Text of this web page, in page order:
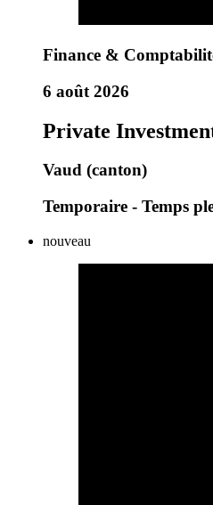
Finance &
6 août 2026
Private
Vaud (canton)
Temporaire - Temps
nouveau